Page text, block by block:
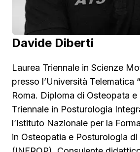
Davide Diberti
Laurea Triennale in Scienze
presso l’Università Telematica
Roma. Diploma di Osteopata e
Triennale in Posturologia
l’Istituto Nazionale per la
in Osteopatia e Posturologia di